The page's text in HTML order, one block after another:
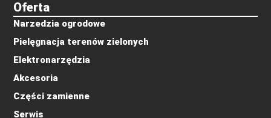
Oferta
Narzedzia ogrodowe
Pielęgnacja terenów zielonych
Elektronarzędzia
Akcesoria
Części zamienne
Serwis